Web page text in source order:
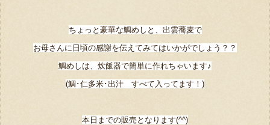
ちょっと豪華な鯛めしと、出雲蕎麦で
お母さんに日頃の感謝を伝えてみてはいかがでしょう？？
鯛めしは、炊飯器で簡単に作れちゃいます♪
(鯛･仁多米･出汁 すべて入ってます！)
本日までの販売となります(^^)